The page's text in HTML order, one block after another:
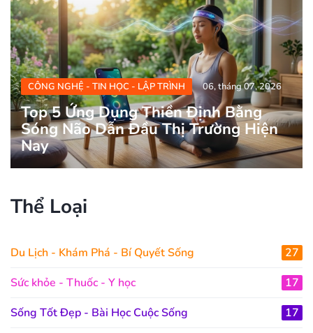
CÔNG NGHỆ - TIN HỌC - LẬP TRÌNH 06, tháng 07, 2026
Top 5 Ứng Dụng Thiền Định Bằng
Sóng Não Dẫn Đầu Thị Trường Hiện
Nay
Thể Loại
Du Lịch - Khám Phá - Bí Quyết Sống
27
Sức khỏe - Thuốc - Y học
17
Sống Tốt Đẹp - Bài Học Cuộc Sống
17